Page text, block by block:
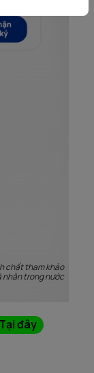
chất tham khảo
nhân trong nước
Tại đây